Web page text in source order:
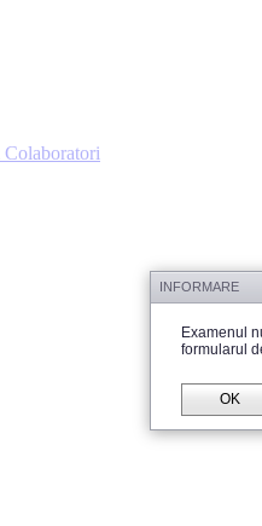
INFORMARE
Examenul
formularul
OK